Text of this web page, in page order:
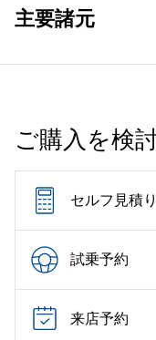
主要諸元
ご購入を検
セルフ見積り
試乗予約
来店予約